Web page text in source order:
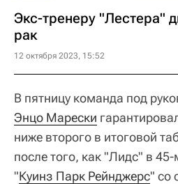
Экс-тренеру "Лестера"
рак
12 октября 2023, 15:52
В пятницу команда под
Энцо Марески
ниже второго в итоговой
после того, как "Лидс" в
"Куинз Парк Рейнджерс" со